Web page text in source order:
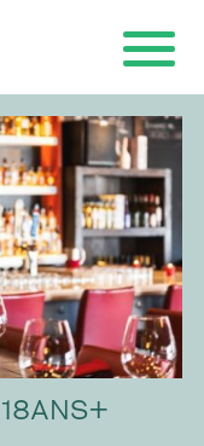
la carte
Ride with GPS
Ondago